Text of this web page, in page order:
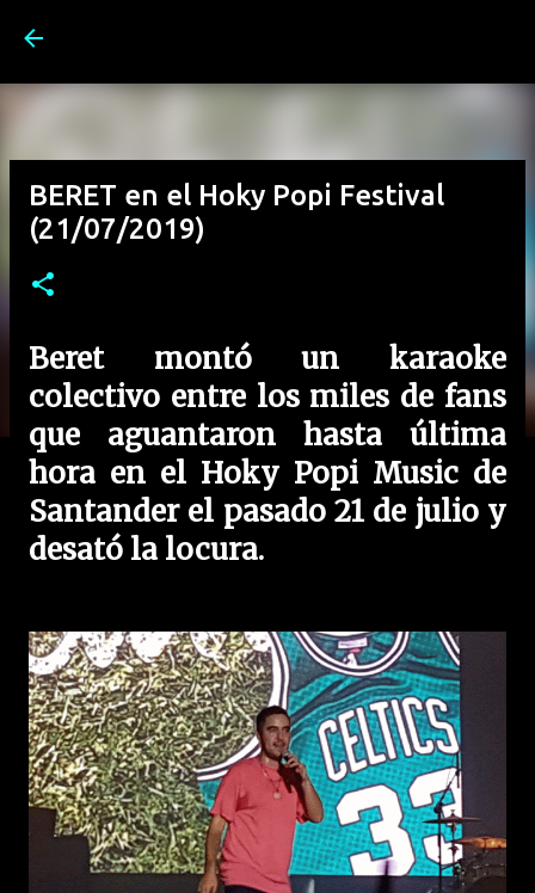
BERET en el Hoky Popi Festival
(21/07/2019)
Beret montó un karaoke
colectivo entre los miles de fans
que aguantaron hasta última
hora en el Hoky Popi Music de
Santander el pasado 21 de julio y
desató la locura.